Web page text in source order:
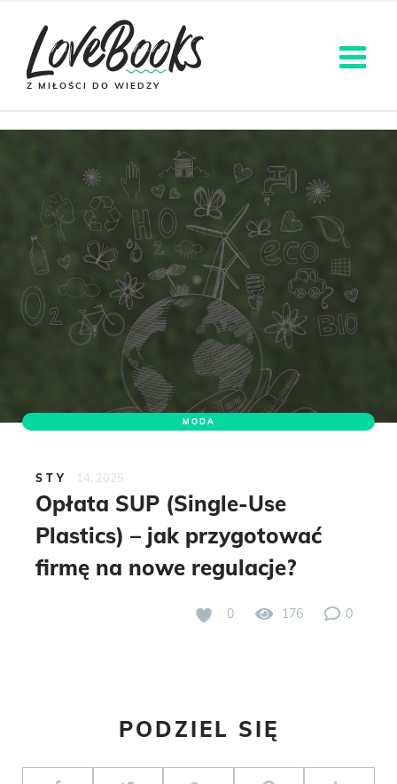
Z MIŁOŚCI DO WIEDZY
MODA
STY 14, 2025
Opłata SUP (Single-Use
Plastics) – jak przygotować
firmę na nowe regulacje?
0 176 0
PODZIEL SIĘ